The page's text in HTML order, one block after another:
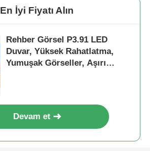
En İyi Fiyatı Alın
Rehber Görsel P3.91 LED
Duvar, Yüksek Rahatlatma,
Yumuşak Görseller, Aşırı
Devam et